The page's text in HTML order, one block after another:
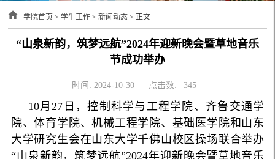
学院首页 >学生工作 >新闻动态 > 正文
“山泉新韵，筑梦远航”2024年迎新晚会暨草地音乐
节成功举办
时间: 2024-10-30 点击数: 345
10月27日，控制科学与工程学院、齐鲁交通学
院、体育学院、机械工程学院、基础医学院和山东
大学研究生会在山东大学千佛山校区操场联合举办
“山泉新韵，筑梦远航”2024年迎新晚会暨草地音乐